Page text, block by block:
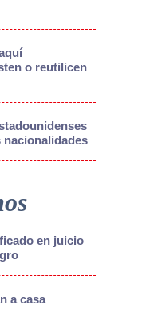
o reutilicen
nacionalidades
en juicio
a casa